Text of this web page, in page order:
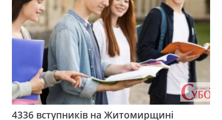
4336 вступників на Житомирщині